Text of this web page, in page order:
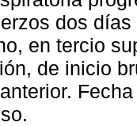
dos
en tercio
de inicio